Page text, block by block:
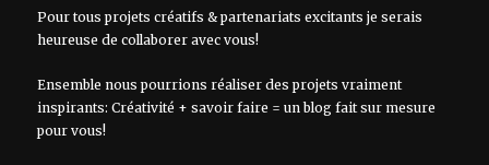
Pour tous projets créatifs & partenariats excitants je serais
heureuse de collaborer avec vous!
Ensemble nous pourrions réaliser des projets vraiment
inspirants: Créativité + savoir faire = un blog fait sur mesure
pour vous!